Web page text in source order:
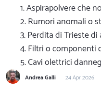
1. Aspirapolvere che
2. Rumori anomali o
3. Perdita di Trieste
4. Filtri o componenti
5. Cavi olettrici
Andrea Galli 24 Apr 2026